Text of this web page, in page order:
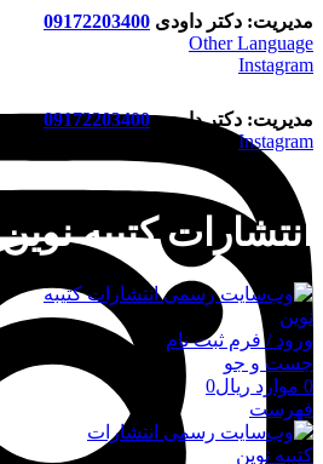
مدیریت: دکتر داودی 09172203400
Other Language
Instagram
مدیریت: دکتر داودی09172203400
Instagram
انتشارات کتیبه نوین
ورود / فرم ثبت نام
جست و جو
0 موارد ریال0
فهرست